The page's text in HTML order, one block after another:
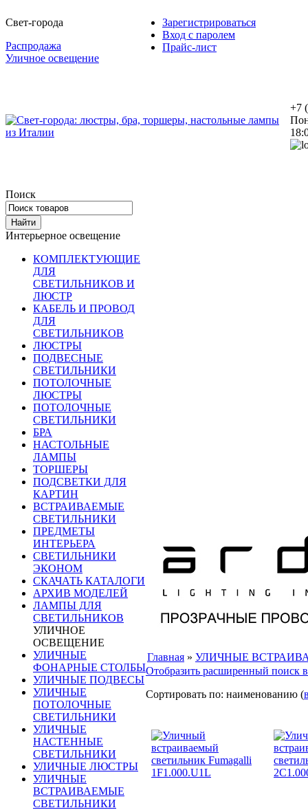
Свет-города
Распродажа
Уличное освещение
Зарегистрироваться
Вход с паролем
Прайс-лист
+7
Поиск
Интерьерное освещение
КОМПЛЕКТУЮЩИЕ
ДЛЯ
СВЕТИЛЬНИКОВ И
ЛЮСТР
КАБЕЛЬ И ПРОВОД
ДЛЯ
СВЕТИЛЬНИКОВ
ЛЮСТРЫ
ПОДВЕСНЫЕ
СВЕТИЛЬНИКИ
ПОТОЛОЧНЫЕ
ЛЮСТРЫ
ПОТОЛОЧНЫЕ
СВЕТИЛЬНИКИ
БРА
НАСТОЛЬНЫЕ
ЛАМПЫ
ТОРШЕРЫ
ПОДСВЕТКИ ДЛЯ
КАРТИН
ВСТРАИВАЕМЫЕ
СВЕТИЛЬНИКИ
ПРЕДМЕТЫ
ИНТЕРЬЕРА
СВЕТИЛЬНИКИ
ЭКОНОМ
СКАЧАТЬ КАТАЛОГИ
АРХИВ МОДЕЛЕЙ
ЛАМПЫ ДЛЯ
СВЕТИЛЬНИКОВ
УЛИЧНОЕ
ОСВЕЩЕНИЕ
УЛИЧНЫЕ
ФОНАРНЫЕ СТОЛБЫ
УЛИЧНЫЕ ПОДВЕСЫ
УЛИЧНЫЕ
ПОТОЛОЧНЫЕ
СВЕТИЛЬНИКИ
УЛИЧНЫЕ
НАСТЕННЫЕ
СВЕТИЛЬНИКИ
УЛИЧНЫЕ ЛЮСТРЫ
УЛИЧНЫЕ
ВСТРАИВАЕМЫЕ
СВЕТИЛЬНИКИ
Главная » УЛИЧНЫЕ
Отобразить расширенный поиск
Сортировать по: наименованию (